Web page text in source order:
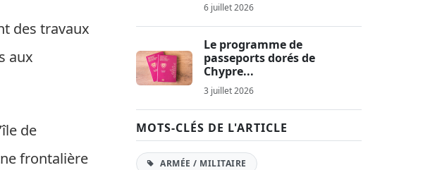
des travaux
aux
de
frontalière
6 juillet 2026
Le programme de
passeports dorés de
Chypre...
3 juillet 2026
MOTS-CLÉS DE L'ARTICLE
ARMÉE / MILITAIRE